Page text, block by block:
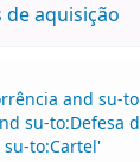
de aquisição
and su-
su-to:Defesa
to:Cartel'